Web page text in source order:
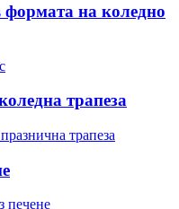
формата на коледно
трапеза
трапеза
печене